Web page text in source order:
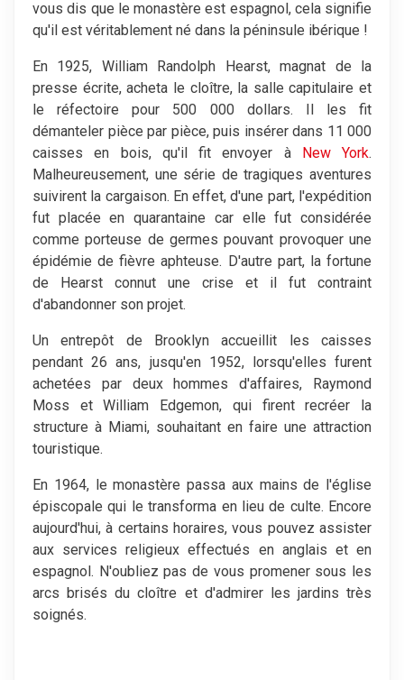
vous dis que le monastère est espagnol, cela signifie
qu'il est véritablement né dans la péninsule ibérique !
En 1925, William Randolph Hearst, magnat de la
presse écrite, acheta le cloître, la salle capitulaire et
le réfectoire pour 500 000 dollars. Il les fit
démanteler pièce par pièce, puis insérer dans 11 000
caisses en bois, qu'il fit envoyer à New York.
Malheureusement, une série de tragiques aventures
suivirent la cargaison. En effet, d'une part, l'expédition
fut placée en quarantaine car elle fut considérée
comme porteuse de germes pouvant provoquer une
épidémie de fièvre aphteuse. D'autre part, la fortune
de Hearst connut une crise et il fut contraint
d'abandonner son projet.
Un entrepôt de Brooklyn accueillit les caisses
pendant 26 ans, jusqu'en 1952, lorsqu'elles furent
achetées par deux hommes d'affaires, Raymond
Moss et William Edgemon, qui firent recréer la
structure à Miami, souhaitant en faire une attraction
touristique.
En 1964, le monastère passa aux mains de l'église
épiscopale qui le transforma en lieu de culte. Encore
aujourd'hui, à certains horaires, vous pouvez assister
aux services religieux effectués en anglais et en
espagnol. N'oubliez pas de vous promener sous les
arcs brisés du cloître et d'admirer les jardins très
soignés.